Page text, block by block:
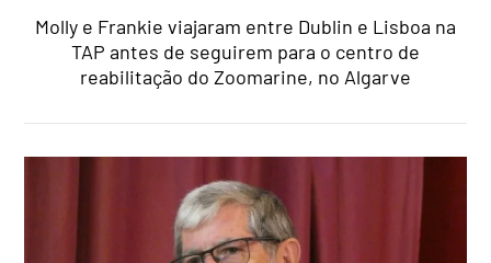
Molly e Frankie viajaram entre Dublin e Lisboa na
TAP antes de seguirem para o centro de
reabilitação do Zoomarine, no Algarve